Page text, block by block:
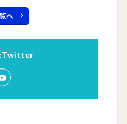
へ
:Twitter